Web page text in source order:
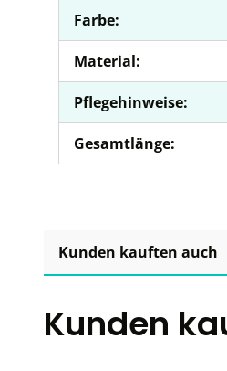
Farbe:
Material:
Pflegehinweise:
Gesamtlänge:
Kunden kauften auch
Kunden